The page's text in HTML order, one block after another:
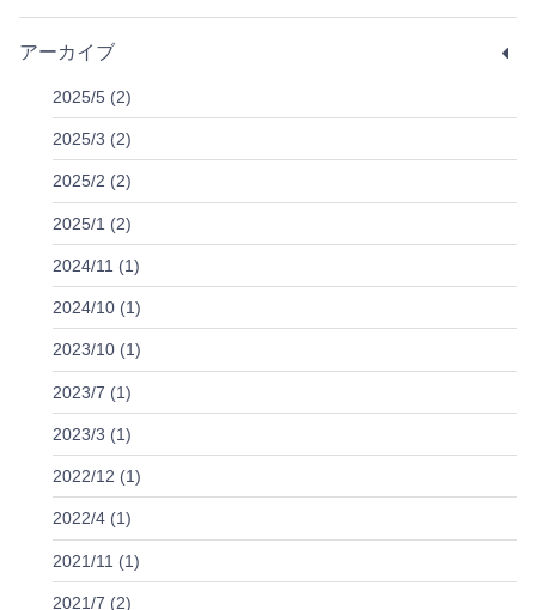
アーカイブ
2025/5 (2)
2025/3 (2)
2025/2 (2)
2025/1 (2)
2024/11 (1)
2024/10 (1)
2023/10 (1)
2023/7 (1)
2023/3 (1)
2022/12 (1)
2022/4 (1)
2021/11 (1)
2021/7 (2)